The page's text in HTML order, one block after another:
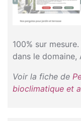
100% sur
dans le
Voir la fiche de
bioclimatique et